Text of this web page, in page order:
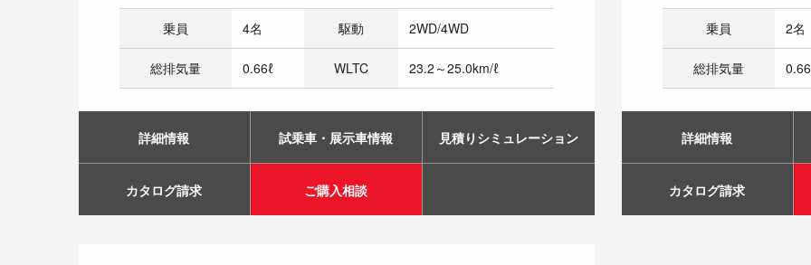
乗員 4名 駆動 2WD/4WD
総排気量 0.66ℓ WLTC 23.2～25.0km/ℓ
詳細情報 試乗車・展示車情報 見積りシミュレーション
カタログ請求 ご購入相談
乗員 2名
総排気量
詳細情報
カタログ請求